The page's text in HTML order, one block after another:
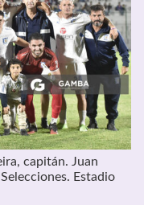
capitán. Juan
Estadio